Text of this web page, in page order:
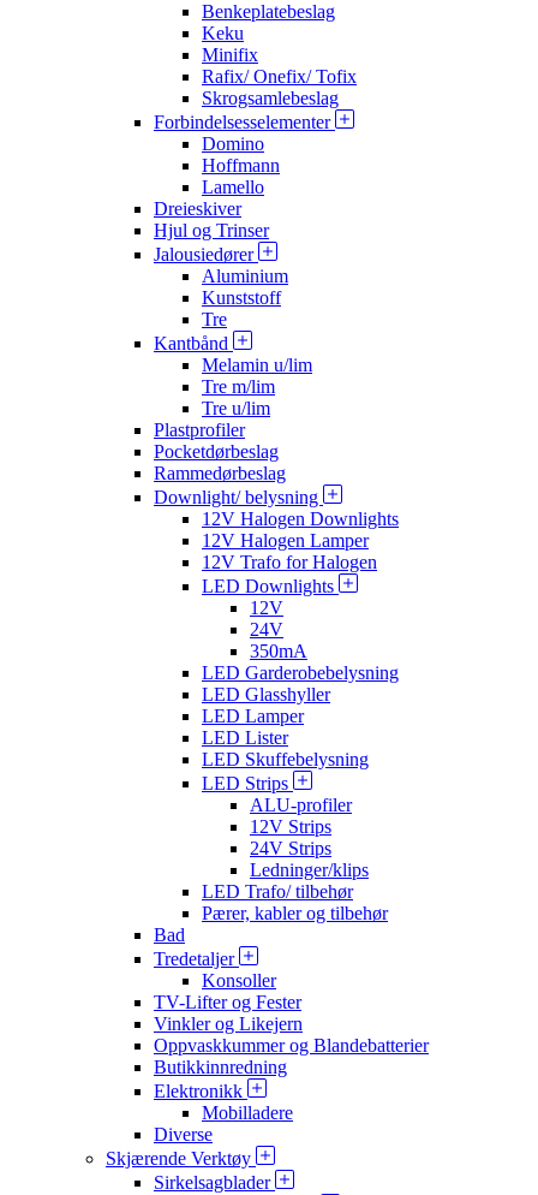
Benkeplatebeslag
Keku
Minifix
Rafix/ Onefix/ Tofix
Skrogsamlebeslag
Forbindelsesselementer
Domino
Hoffmann
Lamello
Dreieskiver
Hjul og Trinser
Jalousiedører
Aluminium
Kunststoff
Tre
Kantbånd
Melamin u/lim
Tre m/lim
Tre u/lim
Plastprofiler
Pocketdørbeslag
Rammedørbeslag
Downlight/ belysning
12V Halogen Downlights
12V Halogen Lamper
12V Trafo for Halogen
LED Downlights
12V
24V
350mA
LED Garderobebelysning
LED Glasshyller
LED Lamper
LED Lister
LED Skuffebelysning
LED Strips
ALU-profiler
12V Strips
24V Strips
Ledninger/klips
LED Trafo/ tilbehør
Pærer, kabler og tilbehør
Bad
Tredetaljer
Konsoller
TV-Lifter og Fester
Vinkler og Likejern
Oppvaskkummer og Blandebatterier
Butikkinnredning
Elektronikk
Mobilladere
Diverse
Skjærende Verktøy
Sirkelsagblader